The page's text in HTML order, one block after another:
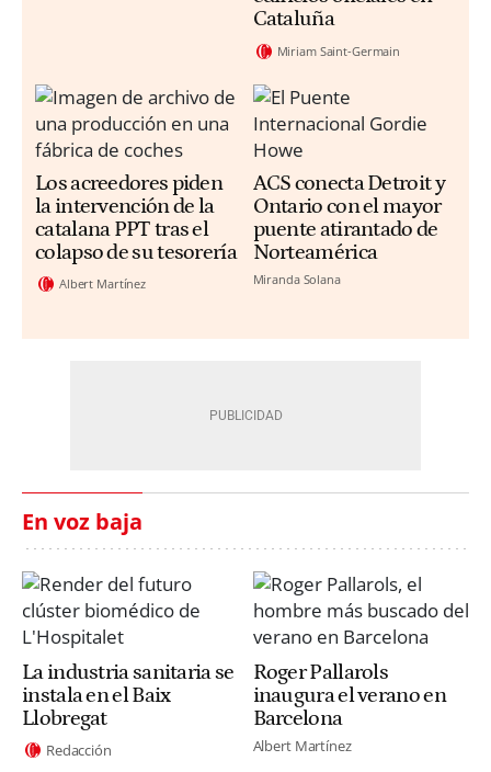
Cataluña
Miriam Saint-Germain
Los acreedores piden
la intervención de la
catalana PPT tras el
colapso de su tesorería
Albert Martínez
ACS conecta Detroit y
Ontario con el mayor
puente atirantado de
Norteamérica
Miranda Solana
En voz baja
La industria sanitaria se
instala en el Baix
Llobregat
Redacción
Roger Pallarols
inaugura el verano en
Barcelona
Albert Martínez